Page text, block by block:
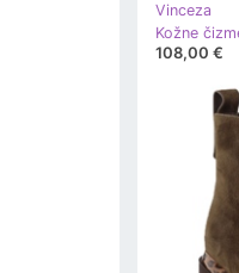
Vinceza
108,00 €